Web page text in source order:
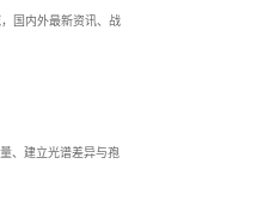
国内外最新资讯、战
、建立光谱差异与孢